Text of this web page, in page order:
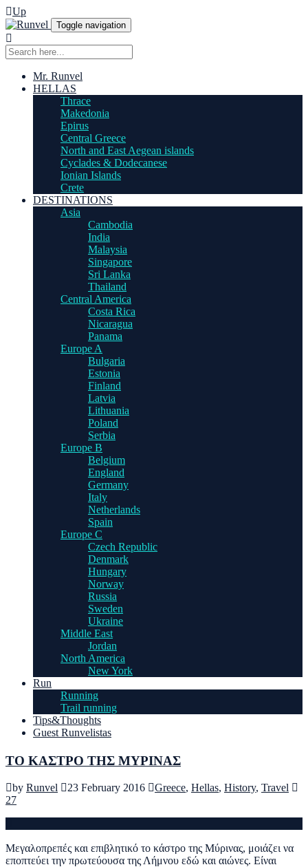
Up
Toggle navigation
Mr. Runvel
HELLAS
Thrace
Makedonia
Epirus
Central Greece
North and East Aegean islands
Cyclades & Dodecanese
Ionian Islands
Crete
DESTINATIONS
Asia
Cambodia
India
Malaysia
Singapore
Sri Lanka
Thailand
Central America
Costa Rica
Nicaragua
Panama
Europe A
Bulgaria
Estonia
Finland
Latvia
Lithuania
Poland
Serbia
Europe B
Belgium
England
Germany
Italy
Netherlands
Spain
Europe C
Czech Republic
Denmark
Hungary
Norway
Russia
Sweden
Ukraine
Middle East
Jordan
North America
New York
Run
Running
Trail running
Tips&Thoughts
Guest Runvelistas
ΤΟ ΚΑΣΤΡΟ ΤΗΣ ΜΥΡΙΝΑΣ
by Runvel 23 February 2016 Greece, Hellas, History, Travel
27
Μεγαλοπρεπές και επιβλητικό το κάστρο της Μύρινας, μοιάζει να
εποπτεύει την πρωτεύουσα της Λήμνου εδώ και αιώνες. Είναι